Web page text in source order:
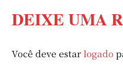
DEIXE UMA
Você deve estarlogado